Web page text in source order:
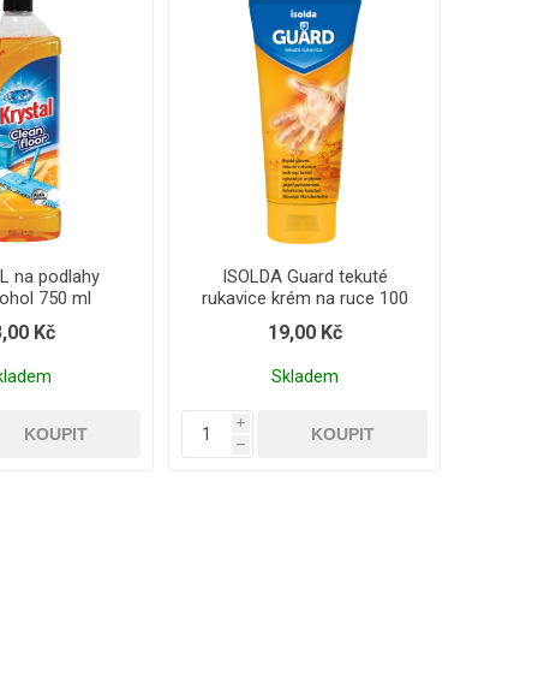
na podlahy
750 ml
Kč
ISOLDA Guard tekuté
rukavice krém na ruce 100
ml
19,00 Kč
Skladem
i
h